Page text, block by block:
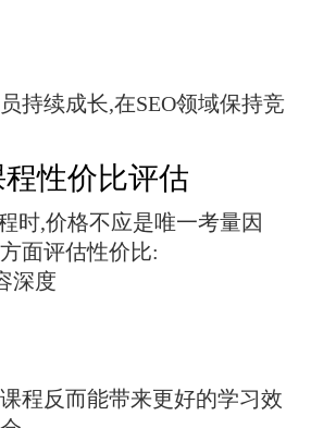
持续成长,在SEO领域保持竞
程性价比评估
时,价格不应是唯一考量因
面评估性价比:
深度
程反而能带来更好的学习效